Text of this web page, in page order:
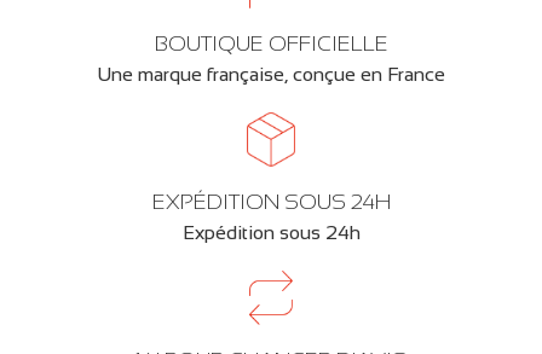
BOUTIQUE OFFICIELLE
Une marque française, conçue en France
EXPÉDITION SOUS 24H
Expédition sous 24h